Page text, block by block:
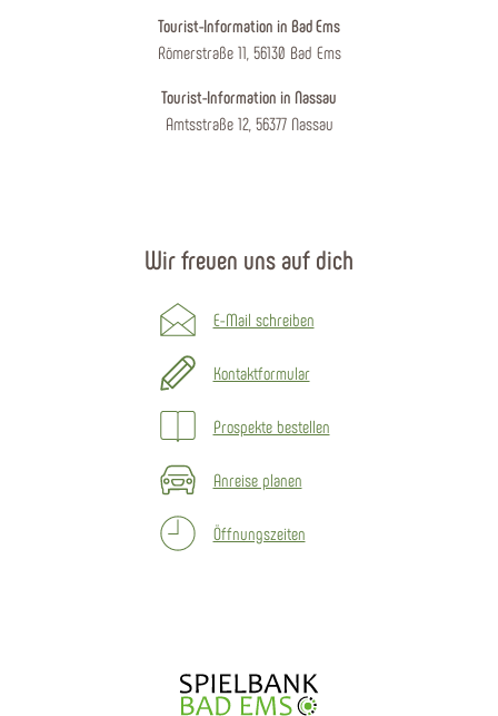
Tourist-Information in Bad Ems
Römerstraße 11, 56130 Bad Ems
Tourist-Information in Nassau
Amtsstraße 12, 56377 Nassau
Wir freuen uns auf dich
E-Mail schreiben
Kontaktformular
Prospekte bestellen
Anreise planen
Öffnungszeiten